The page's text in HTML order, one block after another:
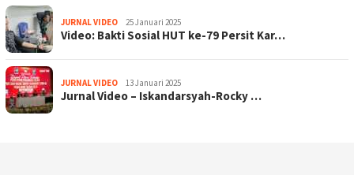
JURNAL VIDEO 25 Januari 2025
Video: Bakti Sosial HUT ke-79 Persit Kar…
JURNAL VIDEO 13 Januari 2025
Jurnal Video – Iskandarsyah-Rocky …